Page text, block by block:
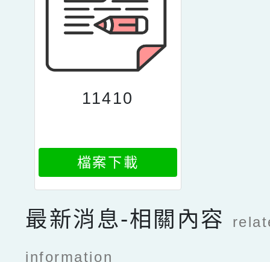
11410
檔案下載
最新消息-相關內容
information